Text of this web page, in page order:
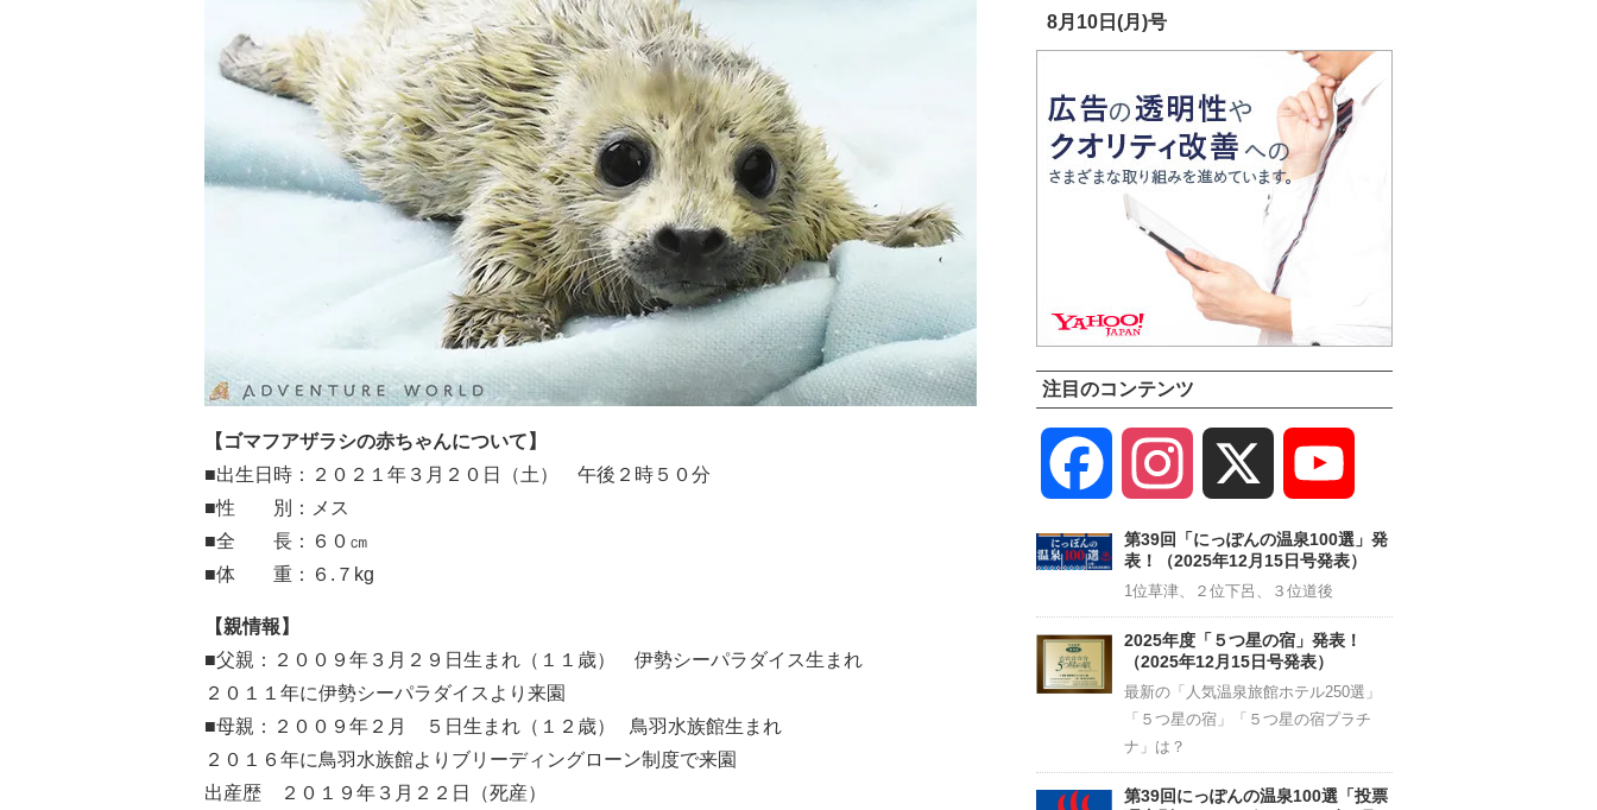
【ゴマフアザラシの赤ちゃんについて】
■出生日時：２０２１年３月２０日（土） 午後２時５０分
■性 別：メス
■全 長：６０㎝
■体 重：６.７kg
【親情報】
■父親：２００９年３月２９日生まれ（１１歳） 伊勢シーパラダイス生まれ
２０１１年に伊勢シーパラダイスより来園
■母親：２００９年２月 ５日生まれ（１２歳） 鳥羽水族館生まれ
２０１６年に鳥羽水族館よりブリーディングローン制度で来園
出産歴 ２０１９年３月２２日（死産）
8月10日(月)号
注目のコンテンツ
Facebook Instagram
Channel
第39回「にっぽんの温泉100選」発
表！（2025年12月15日号発表）
1位草津、２位下呂、３位道後
2025年度「５つ星の宿」発表！
（2025年12月15日号発表）
最新の「人気温泉旅館ホテル250選」
「５つ星の宿」「５つ星の宿プラチ
ナ」は？
第39回にっぽんの温泉100選「投票